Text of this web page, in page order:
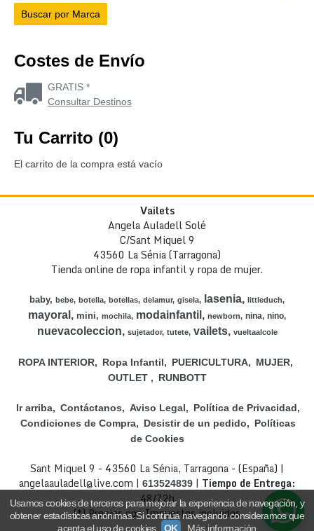
Costes de Envío
GRATIS *
Consultar Destinos
Tu Carrito (0)
El carrito de la compra está vacío
Vailets
Angela Auladell Solé
C/Sant Miquel 9
43560 La Sénia (Tarragona)
Tienda online de ropa infantil y ropa de mujer.
baby bebe botella botellas delamur gisela lasenia littleduch
mayoral mini mochila modainfantil newborn nina nino
nuevacoleccion sujetador tutete vailets vueltaalcole
ROPA INTERIOR Ropa Infantil PUERICULTURA
MUJER
OUTLET
RUNBOTT
Ir arriba Contáctanos Aviso Legal
Política de Privacidad
Condiciones de Compra
Desistir de un pedido
Políticas
de Cookies
Sant Miquel 9 - 43560 La Sénia, Tarragona - (España) |
angelaauladell@live.com | 613524839 | Tiempo de Entrega:
48/72h
(*) Precios con Impuestos incluidos
Usamos cookies de terceros para mejorar la experiencia de navegación, y
obtener estadísticas anónimas. Si continúa navegando consideramos que
acepta el uso de cookies.
OK Más información